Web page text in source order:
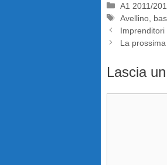
Categorie
A1 2011/
Tag
Avellino
La
Lascia